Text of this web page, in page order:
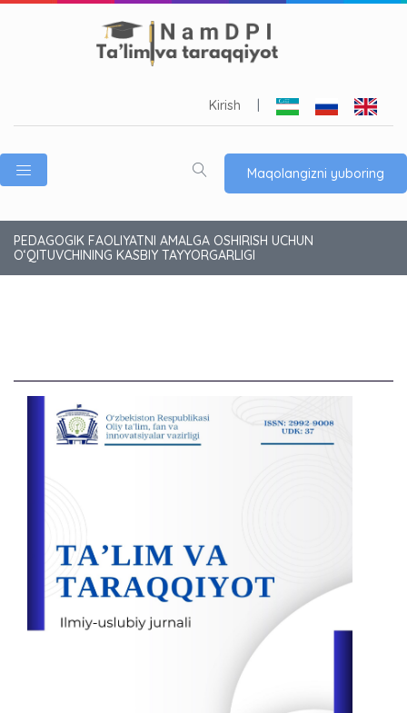
Kirish
Maqolangizni yuboring
PEDAGOGIK FAOLIYATNI AMALGA OSHIRISH UCHUN
O‘QITUVCHINING KASBIY TAYYORGARLIGI